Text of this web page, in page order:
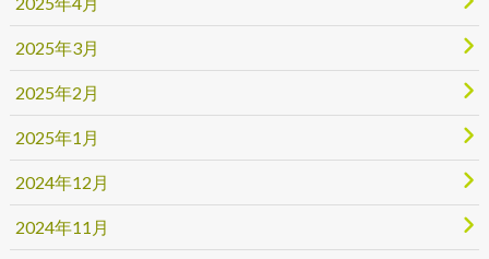
2025年3月
2025年2月
2025年1月
2024年12月
2024年11月